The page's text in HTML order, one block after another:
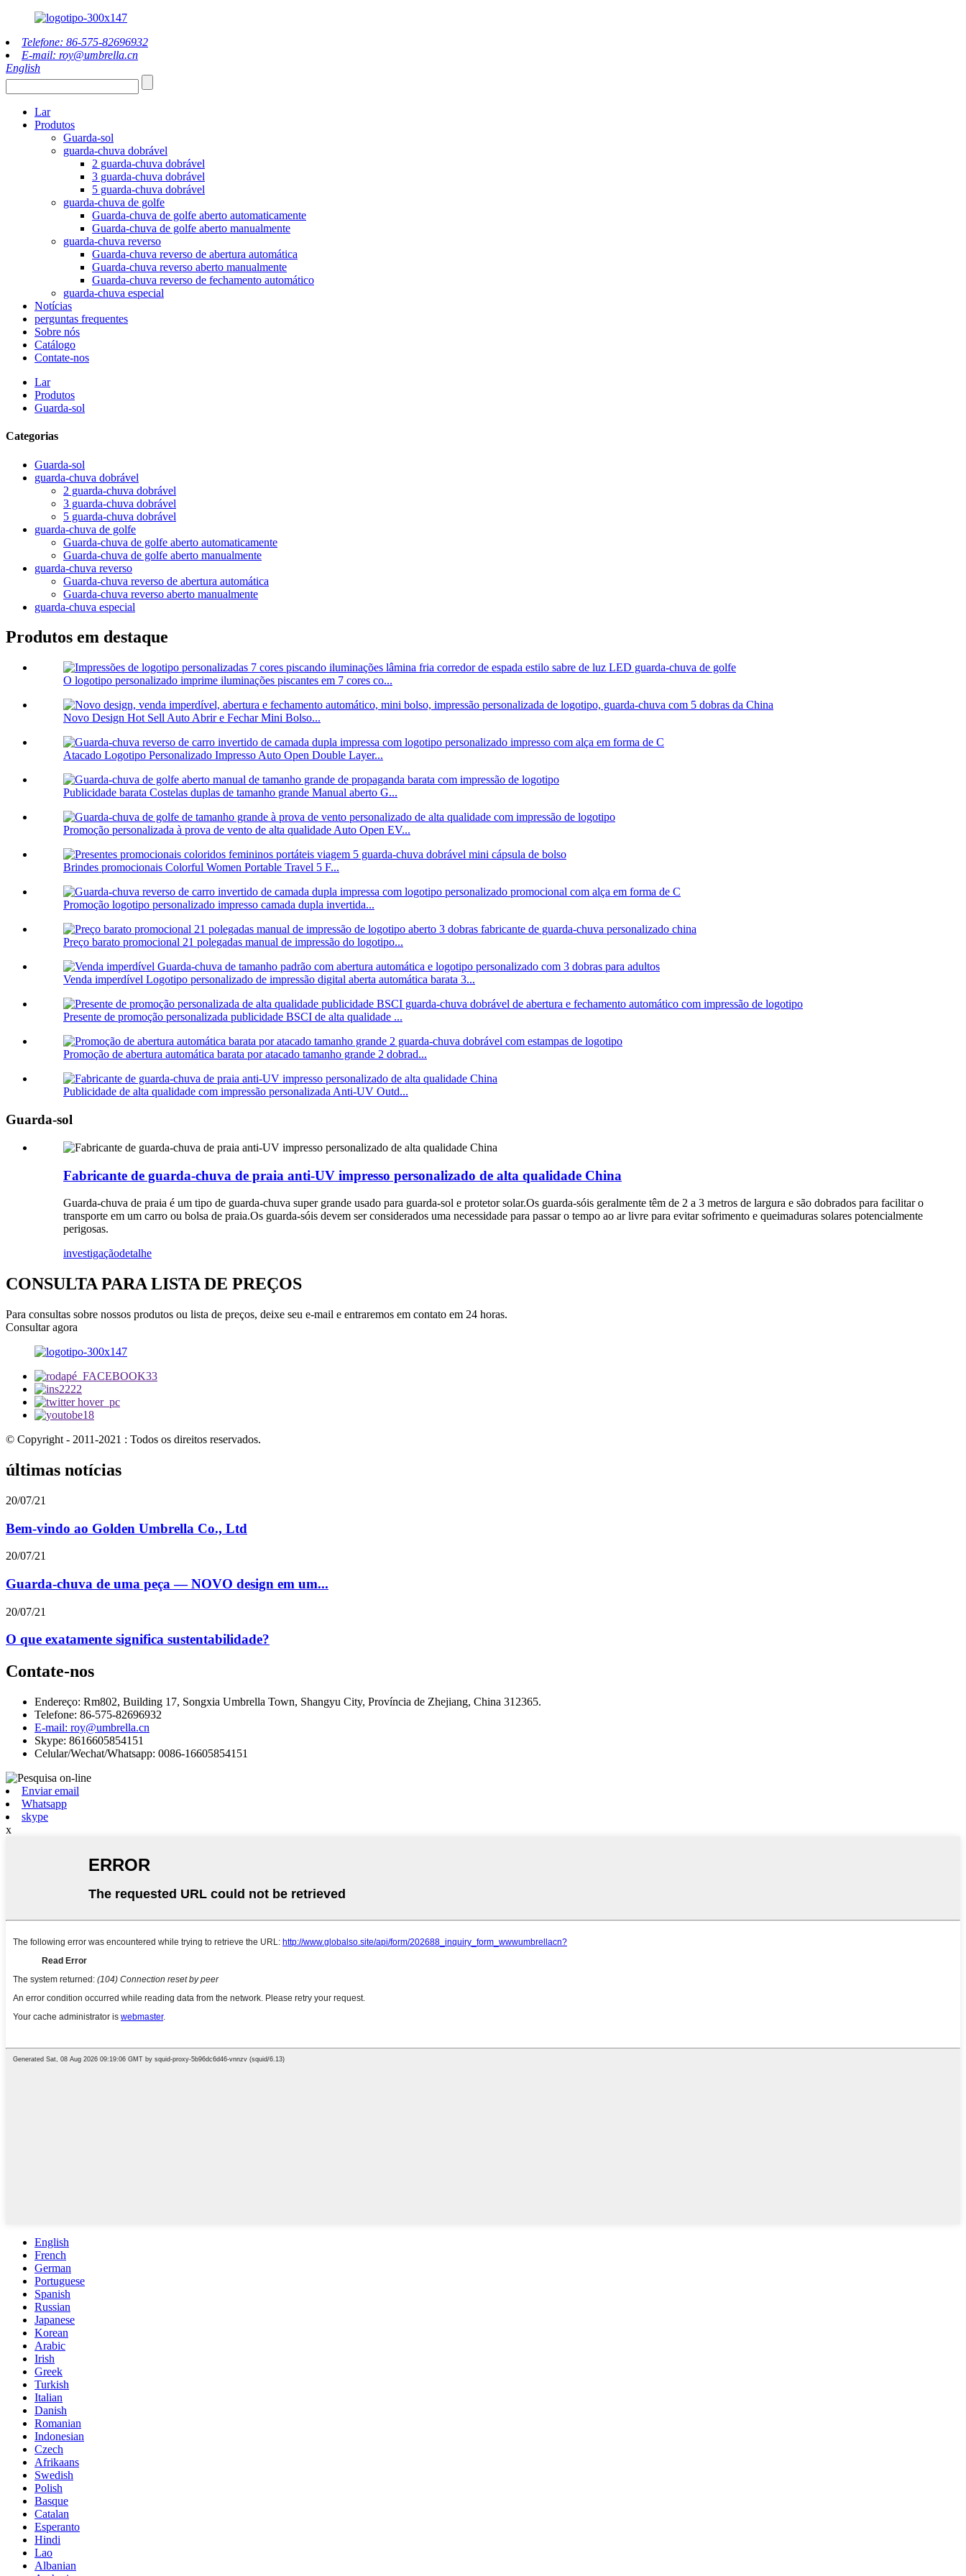
Telefone: 86-575-82696932
E-mail: roy@umbrella.cn
English
Lar
Produtos
Guarda-sol
guarda-chuva dobrável
2 guarda-chuva dobrável
3 guarda-chuva dobrável
5 guarda-chuva dobrável
guarda-chuva de golfe
Guarda-chuva de golfe aberto automaticamente
Guarda-chuva de golfe aberto manualmente
guarda-chuva reverso
Guarda-chuva reverso de abertura automática
Guarda-chuva reverso aberto manualmente
Guarda-chuva reverso de fechamento automático
guarda-chuva especial
Notícias
perguntas frequentes
Sobre nós
Catálogo
Contate-nos
Lar
Produtos
Guarda-sol
Categorias
Guarda-sol
guarda-chuva dobrável
2 guarda-chuva dobrável
3 guarda-chuva dobrável
5 guarda-chuva dobrável
guarda-chuva de golfe
Guarda-chuva de golfe aberto automaticamente
Guarda-chuva de golfe aberto manualmente
guarda-chuva reverso
Guarda-chuva reverso de abertura automática
Guarda-chuva reverso aberto manualmente
guarda-chuva especial
Produtos em destaque
O logotipo personalizado imprime iluminações piscantes em 7 cores co...
Novo Design Hot Sell Auto Abrir e Fechar Mini Bolso...
Atacado Logotipo Personalizado Impresso Auto Open Double Layer...
Publicidade barata Costelas duplas de tamanho grande Manual aberto G...
Promoção personalizada à prova de vento de alta qualidade Auto Open EV...
Brindes promocionais Colorful Women Portable Travel 5 F...
Promoção logotipo personalizado impresso camada dupla invertida...
Preço barato promocional 21 polegadas manual de impressão do logotipo...
Venda imperdível Logotipo personalizado de impressão digital aberta automática barata 3...
Presente de promoção personalizada publicidade BSCI de alta qualidade ...
Promoção de abertura automática barata por atacado tamanho grande 2 dobrad...
Publicidade de alta qualidade com impressão personalizada Anti-UV Outd...
Guarda-sol
Fabricante de guarda-chuva de praia anti-UV impresso personalizado de alta qualidade China
Guarda-chuva de praia é um tipo de guarda-chuva super grande usado para guarda-sol e protetor solar.Os guarda-sóis geralmente têm de 2 a 3 metros de largura e são dobrados para facilitar o
transporte em um carro ou bolsa de praia.Os guarda-sóis devem ser considerados uma necessidade para passar o tempo ao ar livre para evitar sofrimento e queimaduras solares potencialmente
perigosas.
investigaçãodetalhe
CONSULTA PARA LISTA DE PREÇOS
Para consultas sobre nossos produtos ou lista de preços, deixe seu e-mail e entraremos em contato em 24 horas.
Consultar agora
© Copyright - 2011-2021 : Todos os direitos reservados.
últimas notícias
20/07/21
Bem-vindo ao Golden Umbrella Co., Ltd
20/07/21
Guarda-chuva de uma peça — NOVO design em um...
20/07/21
O que exatamente significa sustentabilidade?
Contate-nos
Endereço: Rm802, Building 17, Songxia Umbrella Town, Shangyu City, Província de Zhejiang, China 312365.
Telefone: 86-575-82696932
E-mail: roy@umbrella.cn
Skype: 8616605854151
Celular/Wechat/Whatsapp: 0086-16605854151
Enviar email
Whatsapp
skype
x
English
French
German
Portuguese
Spanish
Russian
Japanese
Korean
Arabic
Irish
Greek
Turkish
Italian
Danish
Romanian
Indonesian
Czech
Afrikaans
Swedish
Polish
Basque
Catalan
Esperanto
Hindi
Lao
Albanian